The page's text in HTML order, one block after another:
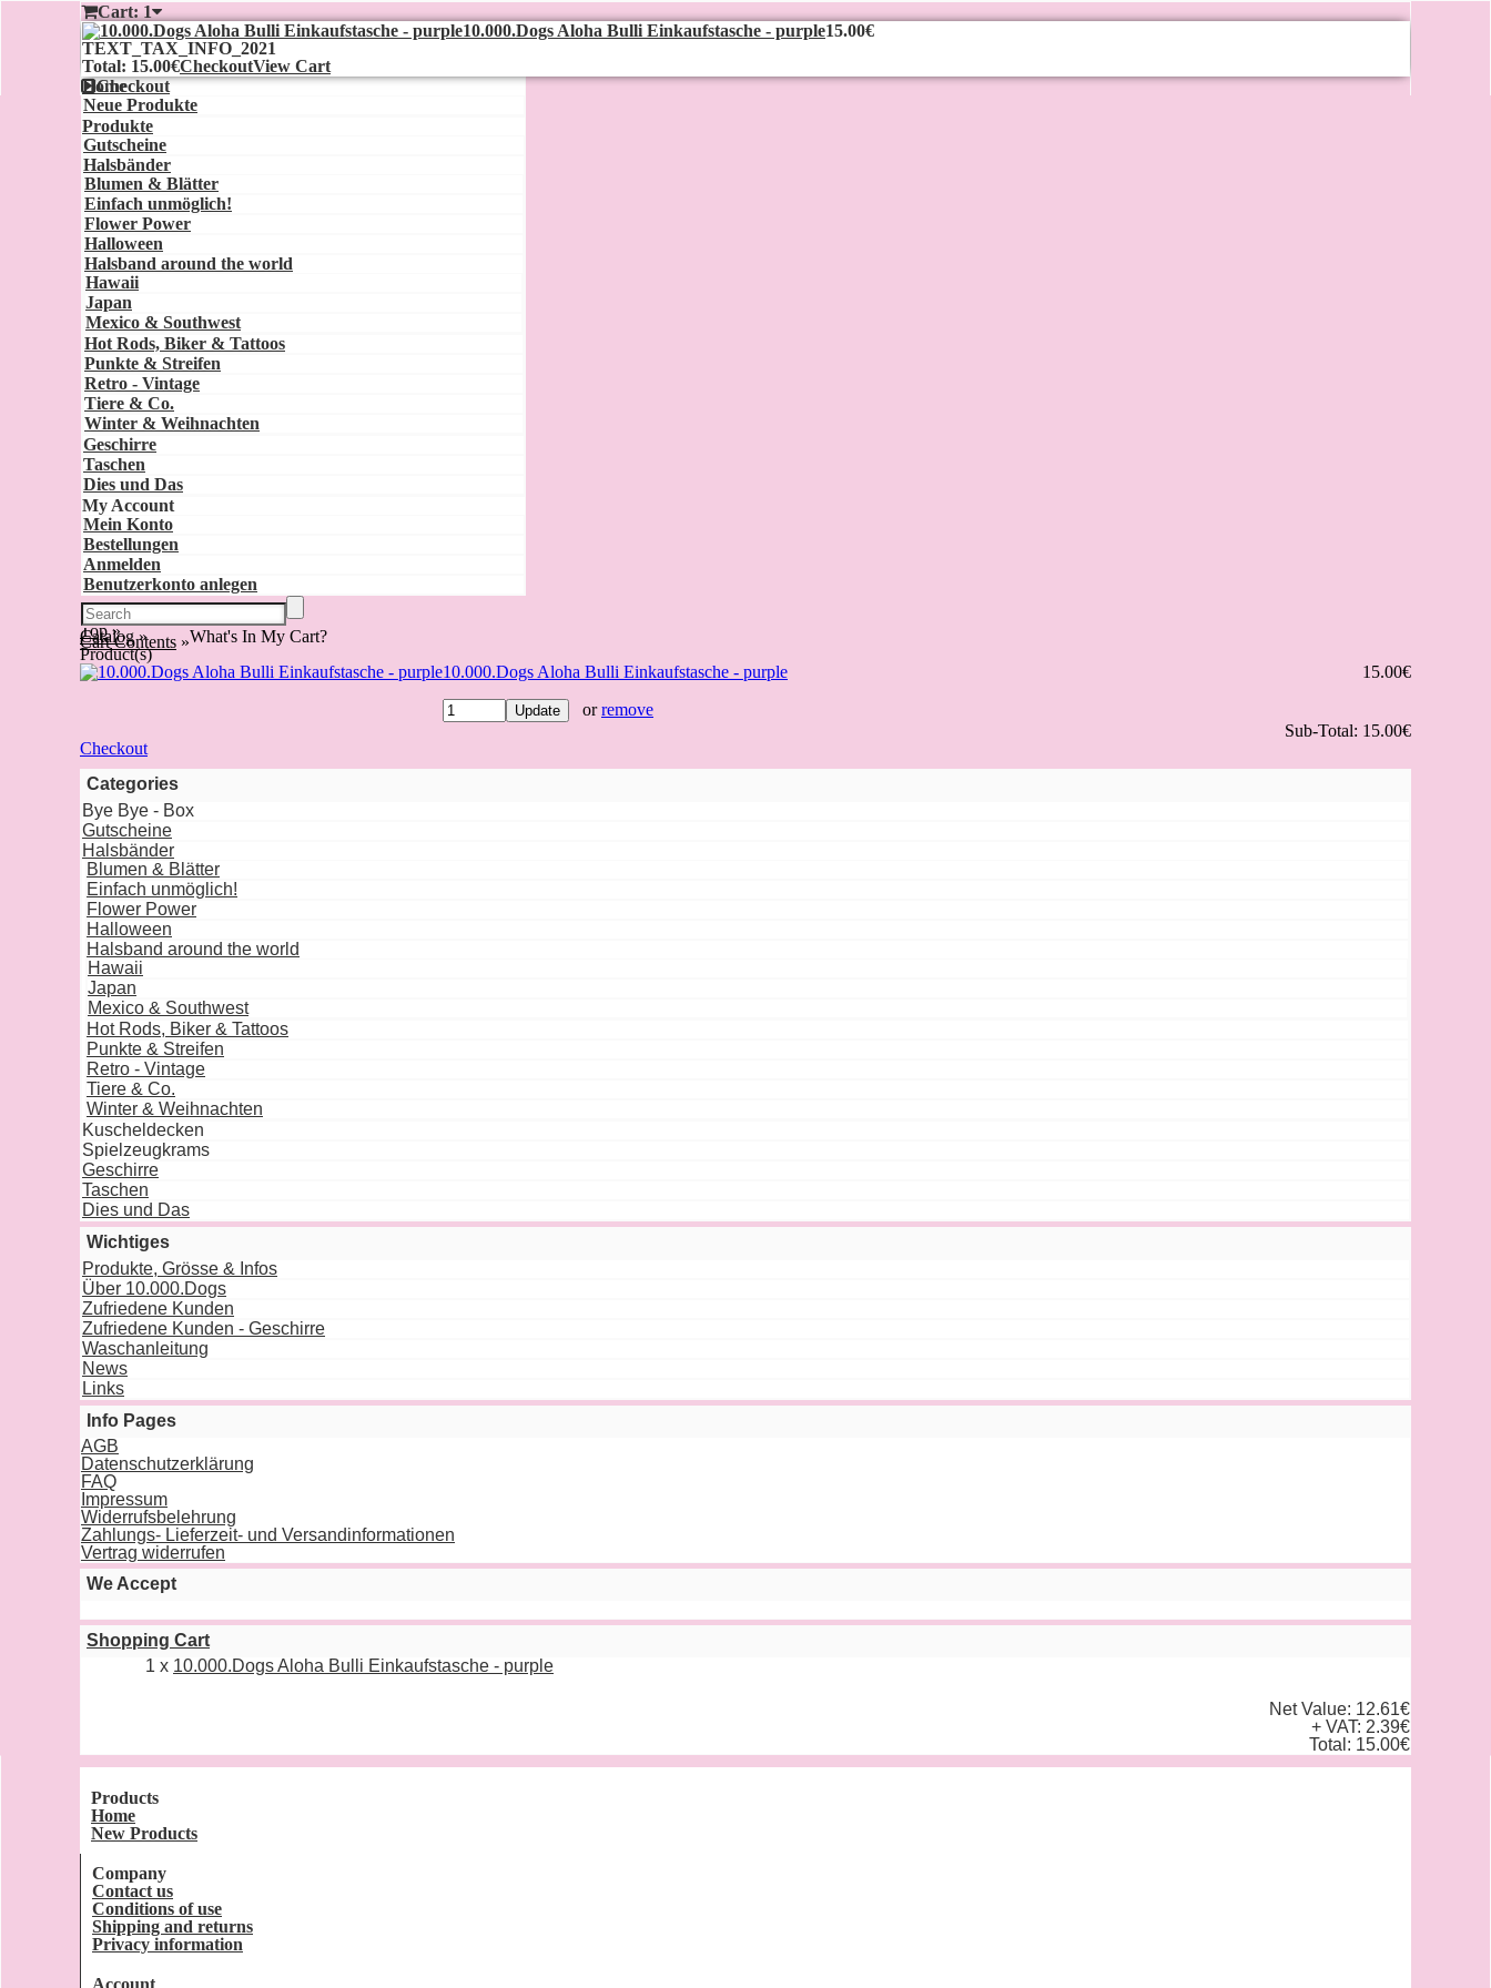
Cart: 1
10.000.Dogs Aloha Bulli Einkaufstasche - purple15.00€
TEXT_TAX_INFO_2021
Total: 15.00€CheckoutView Cart
Checkout
Home
Neue Produkte
Produkte
Gutscheine
Halsbänder
Blumen & Blätter
Einfach unmöglich!
Flower Power
Halloween
Halsband around the world
Hawaii
Japan
Mexico & Southwest
Hot Rods, Biker & Tattoos
Punkte & Streifen
Retro - Vintage
Tiere & Co.
Winter & Weihnachten
Geschirre
Taschen
Dies und Das
My Account
Mein Konto
Bestellungen
Anmelden
Benutzerkonto anlegen
Top »
Catalog »
Cart Contents »What's In My Cart?
Product(s)
10.000.Dogs Aloha Bulli Einkaufstasche - purple
Update orremove
15.00€
Sub-Total: 15.00€
Checkout
Categories
Bye Bye - Box
Gutscheine
Halsbänder
Blumen & Blätter
Einfach unmöglich!
Flower Power
Halloween
Halsband around the world
Hawaii
Japan
Mexico & Southwest
Hot Rods, Biker & Tattoos
Punkte & Streifen
Retro - Vintage
Tiere & Co.
Winter & Weihnachten
Kuscheldecken
Spielzeugkrams
Geschirre
Taschen
Dies und Das
Wichtiges
Produkte, Grösse & Infos
Über 10.000.Dogs
Zufriedene Kunden
Zufriedene Kunden - Geschirre
Waschanleitung
News
Links
Info Pages
AGB
Datenschutzerklärung
FAQ
Impressum
Widerrufsbelehrung
Zahlungs- Lieferzeit- und Versandinformationen
Vertrag widerrufen
We Accept
Shopping Cart
1 x 10.000.Dogs Aloha Bulli Einkaufstasche - purple
Net Value: 12.61€
+ VAT: 2.39€
Total: 15.00€
Products
Home
New Products
Company
Contact us
Conditions of use
Shipping and returns
Privacy information
Account